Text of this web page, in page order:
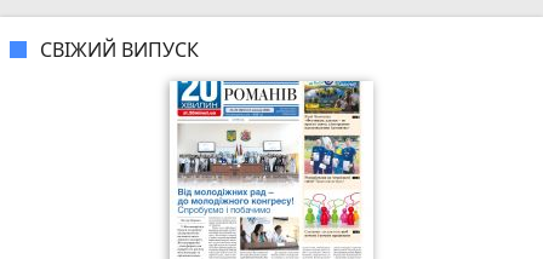
СВІЖИЙ ВИПУСК